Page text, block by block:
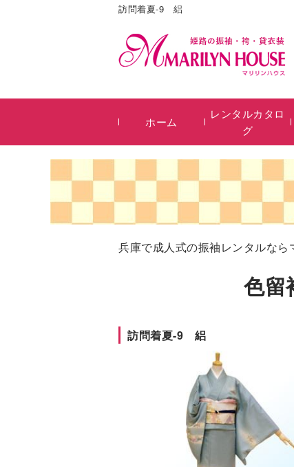
訪問着夏-9 絽
ホーム
レンタルカタロ
グ
兵庫で成人式の振袖レンタルな
色留
訪問着夏-9 絽